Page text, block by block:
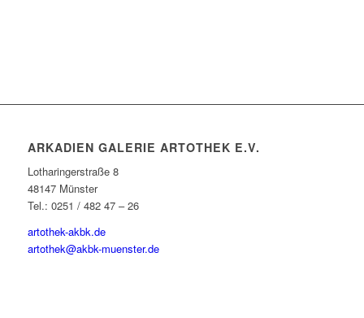
ARKADIEN GALERIE ARTOTHEK E.V.
Lotharingerstraße 8
48147 Münster
Tel.: 0251 / 482 47 – 26
artothek-akbk.de
artothek@akbk-muenster.de